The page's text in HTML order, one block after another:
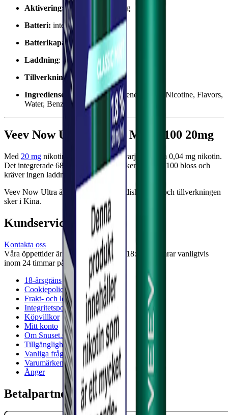
Aktivering: vid första inhalering
Batteri: integrerat
Batterikapacitet:
680 mAh
Laddning: ej uppladdningsbart
Tillverkningsland: Kina
Ingredienser: Glycerin, Propylene Glycol, Nicotine, Flavors,
Water, Benzoic acid
Veev Now Ultra Classic Mint 1100 20mg
Med 20 mg nikotin per ml innehåller varje bloss ca 0,04 mg nikotin.
Det integrerade 680 mAh-batteriet räcker upp till 1100 bloss och
kräver ingen laddning.
Veev Now Ultra är framtagen av Swedish Match och tillverkningen
sker i Kina.
Kundservice
Kontakta oss
Våra öppettider är: Alla dagar 08:00 - 18:00 Vi svarar vanligtvis
inom 24 timmar på vardagar.
18-årsgräns
Cookiepolicy
Frakt- och leveransvillkor
Integritetspolicy
Köpvillkor
Mitt konto
Om Snuset.se
Tillgänglighetsredogörelse
Vanliga frågor
Varumärken
Ånger
Betalpartner